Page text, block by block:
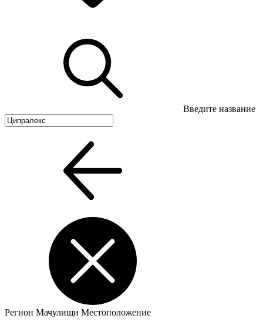
Введите название
Регион Мачулищи Местоположение